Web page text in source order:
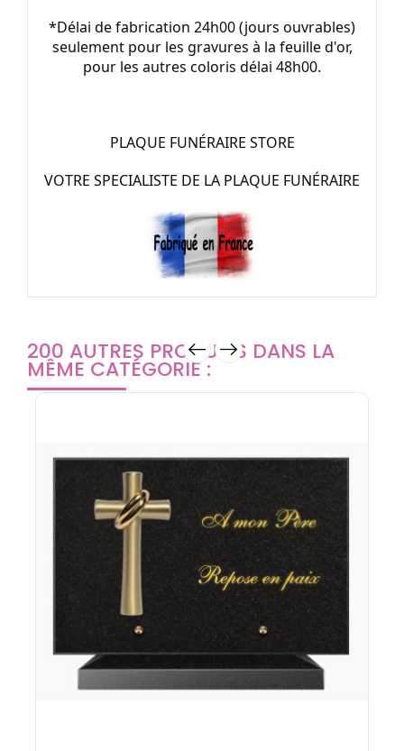
*Délai de fabrication 24h00 (jours ouvrables)
seulement pour les gravures à la feuille d'or,
pour les autres coloris délai 48h00.
PLAQUE FUNÉRAIRE STORE
VOTRE SPECIALISTE DE LA PLAQUE FUNÉRAIRE
200 AUTRES PRODUITS DANS LA
MÊME CATÉGORIE :